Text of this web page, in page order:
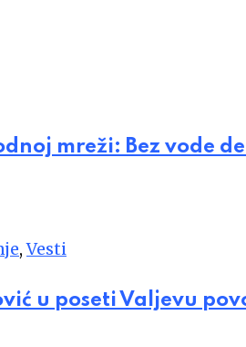
mreži: Bez vode
,Vesti
u poseti Valjevu